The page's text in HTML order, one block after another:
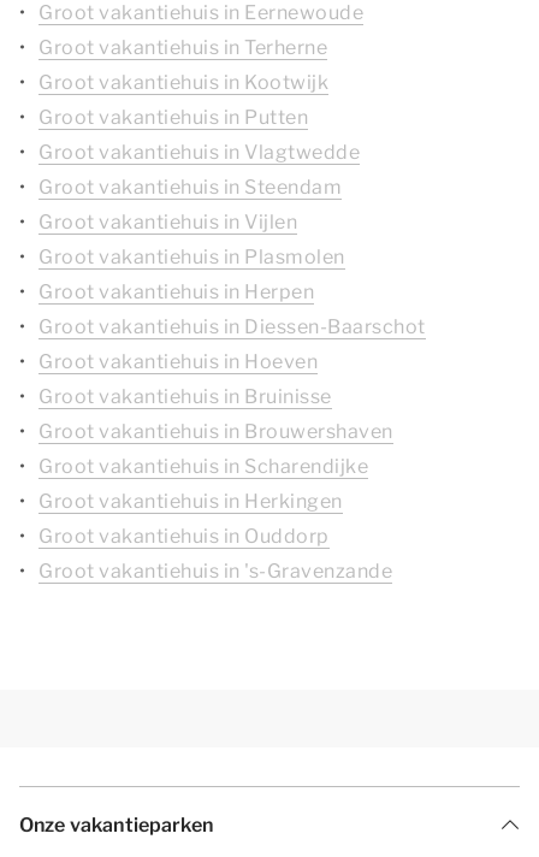
Groot vakantiehuis in Eernewoude
Groot vakantiehuis in Terherne
Groot vakantiehuis in Kootwijk
Groot vakantiehuis in Putten
Groot vakantiehuis in Vlagtwedde
Groot vakantiehuis in Steendam
Groot vakantiehuis in Vijlen
Groot vakantiehuis in Plasmolen
Groot vakantiehuis in Herpen
Groot vakantiehuis in Diessen-Baarschot
Groot vakantiehuis in Hoeven
Groot vakantiehuis in Bruinisse
Groot vakantiehuis in Brouwershaven
Groot vakantiehuis in Scharendijke
Groot vakantiehuis in Herkingen
Groot vakantiehuis in Ouddorp
Groot vakantiehuis in 's-Gravenzande
Onze vakantieparken